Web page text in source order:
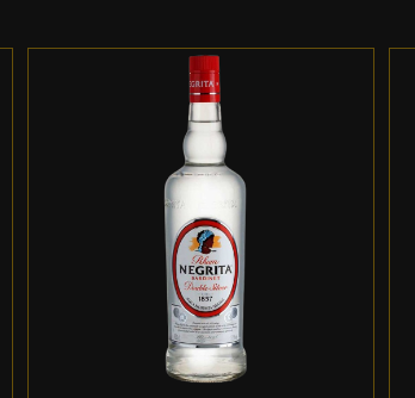
ADD TO CART /